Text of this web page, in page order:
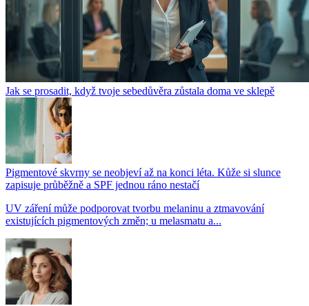
Jak se prosadit, když tvoje sebedůvěra zůstala doma ve sklepě
Pigmentové skvrny se neobjeví až na konci léta. Kůže si slunce
zapisuje průběžně a SPF jednou ráno nestačí
UV záření může podporovat tvorbu melaninu a ztmavování
existujících pigmentových změn; u melasmatu a...